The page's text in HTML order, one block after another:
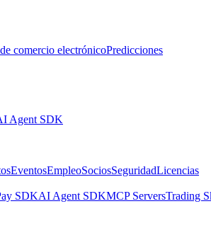
comercio electrónicoPredicciones
Agent SDK
EventosEmpleoSociosSeguridadLicencias
SDKAI Agent SDKMCP ServersTrading